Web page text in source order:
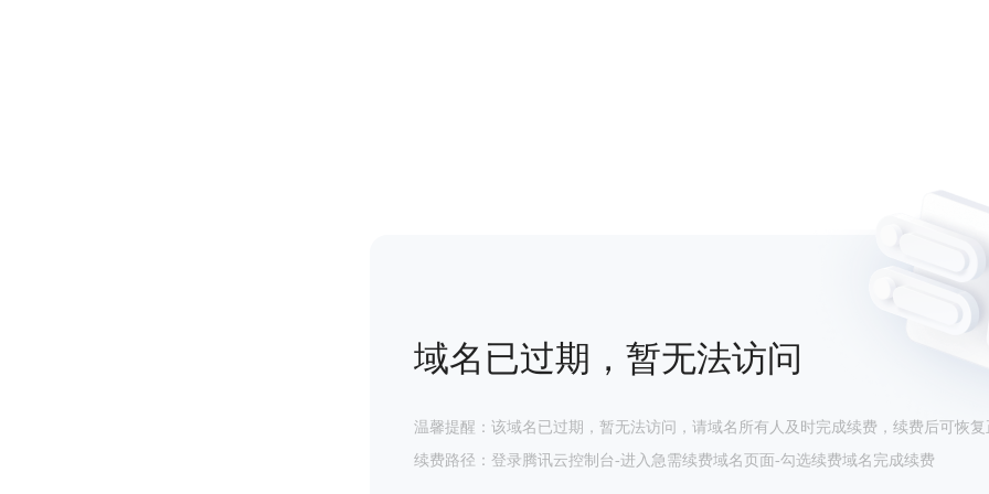
域名已过期，暂无法访问
温馨提醒：该域名已过期，暂无法访问，请域名所有人及时完成续费，续费后可恢复
续费路径：登录腾讯云控制台-进入急需续费域名页面-勾选续费域名完成续费